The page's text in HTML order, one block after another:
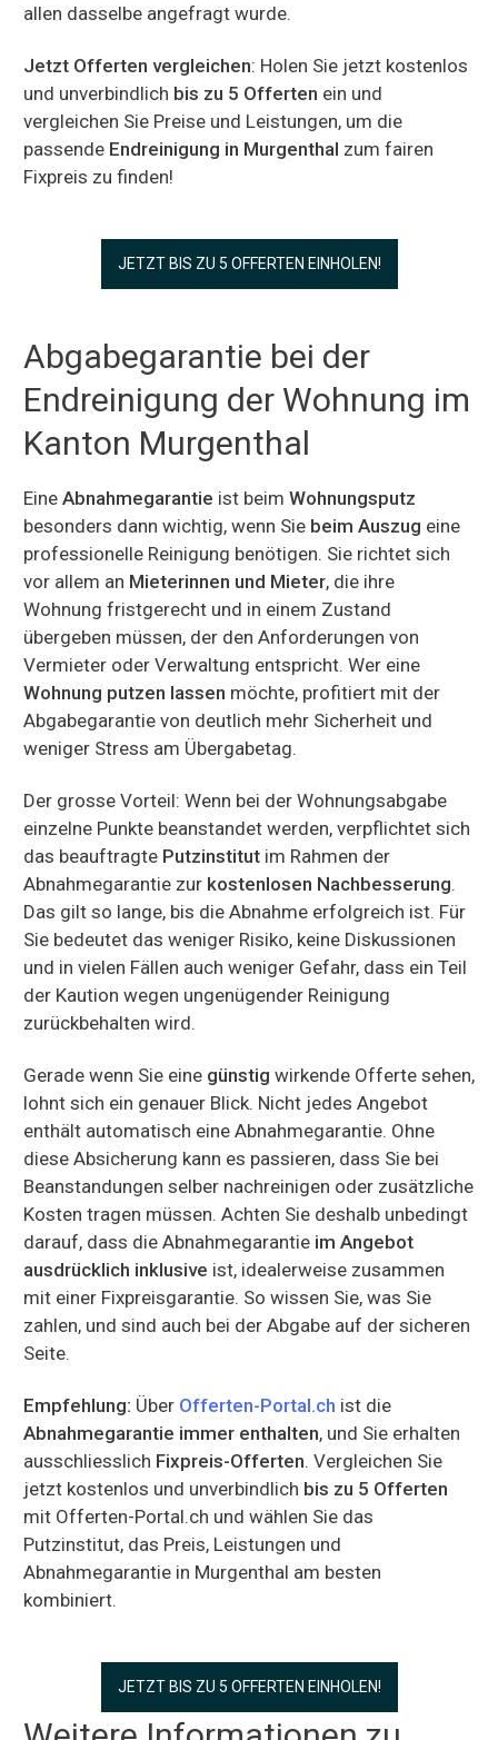
allen dasselbe angefragt wurde.
Jetzt Offerten vergleichen: Holen Sie jetzt kostenlos
und unverbindlich bis zu 5 Offerten ein und
vergleichen Sie Preise und Leistungen, um die
passende Endreinigung in Murgenthal zum fairen
Fixpreis zu finden!
JETZT BIS ZU 5 OFFERTEN EINHOLEN!
Abgabegarantie bei der
Endreinigung der Wohnung im
Kanton Murgenthal
Eine Abnahmegarantie ist beim Wohnungsputz
besonders dann wichtig, wenn Sie beim Auszug eine
professionelle Reinigung benötigen. Sie richtet sich
vor allem an Mieterinnen und Mieter, die ihre
Wohnung fristgerecht und in einem Zustand
übergeben müssen, der den Anforderungen von
Vermieter oder Verwaltung entspricht. Wer eine
Wohnung putzen lassen möchte, profitiert mit der
Abgabegarantie von deutlich mehr Sicherheit und
weniger Stress am Übergabetag.
Der grosse Vorteil: Wenn bei der Wohnungsabgabe
einzelne Punkte beanstandet werden, verpflichtet sich
das beauftragte Putzinstitut im Rahmen der
Abnahmegarantie zur kostenlosen Nachbesserung.
Das gilt so lange, bis die Abnahme erfolgreich ist. Für
Sie bedeutet das weniger Risiko, keine Diskussionen
und in vielen Fällen auch weniger Gefahr, dass ein Teil
der Kaution wegen ungenügender Reinigung
zurückbehalten wird.
Gerade wenn Sie eine günstig wirkende Offerte sehen,
lohnt sich ein genauer Blick. Nicht jedes Angebot
enthält automatisch eine Abnahmegarantie. Ohne
diese Absicherung kann es passieren, dass Sie bei
Beanstandungen selber nachreinigen oder zusätzliche
Kosten tragen müssen. Achten Sie deshalb unbedingt
darauf, dass die Abnahmegarantie im Angebot
ausdrücklich inklusive ist, idealerweise zusammen
mit einer Fixpreisgarantie. So wissen Sie, was Sie
zahlen, und sind auch bei der Abgabe auf der sicheren
Seite.
Empfehlung: Über Offerten-Portal.ch ist die
Abnahmegarantie immer enthalten, und Sie erhalten
ausschliesslich Fixpreis-Offerten. Vergleichen Sie
jetzt kostenlos und unverbindlich bis zu 5 Offerten
mit Offerten-Portal.ch und wählen Sie das
Putzinstitut, das Preis, Leistungen und
Abnahmegarantie in Murgenthal am besten
kombiniert.
JETZT BIS ZU 5 OFFERTEN EINHOLEN!